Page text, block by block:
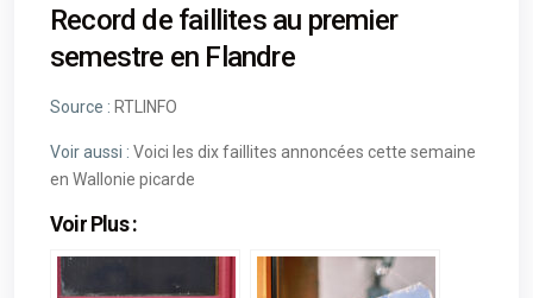
Record de faillites au premier
semestre en Flandre
Source : RTLINFO
Voir aussi : Voici les dix faillites annoncées cette semaine
en Wallonie picarde
Voir Plus :